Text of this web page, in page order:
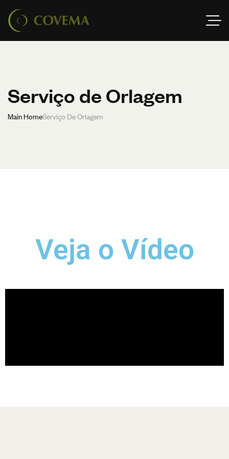
Serviço de Orlagem
Main HomeServiço De Orlagem
Veja o Vídeo